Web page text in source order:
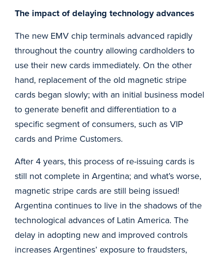
The impact of delaying technology advances
The new EMV chip terminals advanced rapidly
throughout the country allowing cardholders to
use their new cards immediately. On the other
hand, replacement of the old magnetic stripe
cards began slowly; with an initial business model
to generate benefit and differentiation to a
specific segment of consumers, such as VIP
cards and Prime Customers.
After 4 years, this process of re-issuing cards is
still not complete in Argentina; and what’s worse,
magnetic stripe cards are still being issued!
Argentina continues to live in the shadows of the
technological advances of Latin America. The
delay in adopting new and improved controls
increases Argentines’ exposure to fraudsters,